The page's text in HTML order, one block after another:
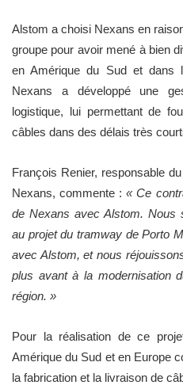
Alstom a choisi Nexans en
groupe pour avoir mené à bien
en Amérique du Sud et dans
Nexans a développé une
logistique, lui permettant de
câbles dans des délais très
François Renier, responsable
Nexans, commente :« Ce
de Nexans avec Alstom. Nous
au projet du tramway de Porto
avec Alstom, et nous
plus avant à la modernisation
région. »
Pour la réalisation de ce
Amérique du Sud et en Europe
la fabrication et la livraison de